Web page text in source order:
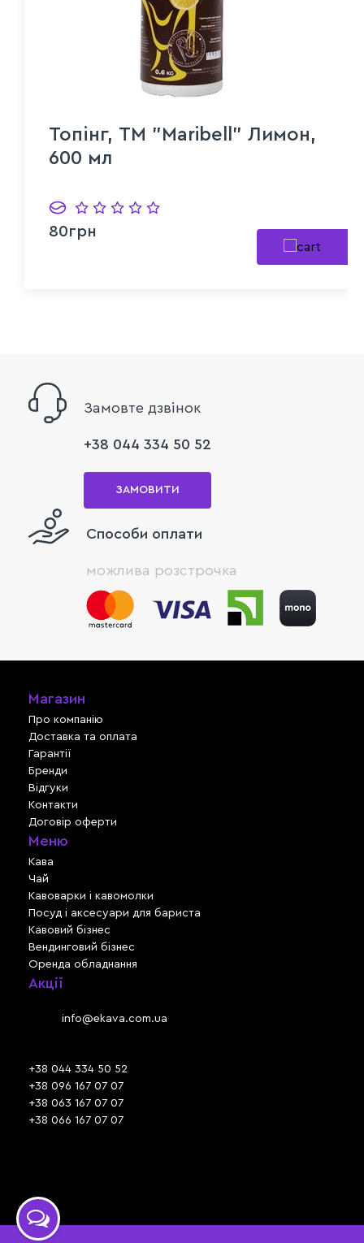
Топінг, ТМ "Maribell" Лимон,
600 мл
80грн
Замовте дзвінок
+38 044 334 50 52
ЗАМОВИТИ
Способи оплати
можлива розстрочка
Магазин
Про компанію
Доставка та оплата
Гарантії
Бренди
Відгуки
Контакти
Договір оферти
Меню
Кава
Чай
Кавоварки і кавомолки
Посуд і аксесуари для бариста
Кавовий бізнес
Вендинговий бізнес
Оренда обладнання
Акції
info@ekava.com.ua
+38 044 334 50 52
+38 096 167 07 07
+38 063 167 07 07
+38 066 167 07 07